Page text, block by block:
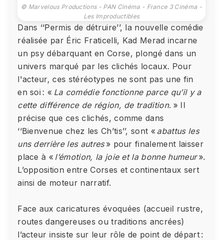
© Marvelous Productions - PAN Cinéma - France 3 Cinéma -
Les Improductibles
Dans ‘‘Permis de détruire’’, la nouvelle comédie
réalisée par Éric Fraticelli, Kad Merad incarne
un psy débarquant en Corse, plongé dans un
univers marqué par les clichés locaux. Pour
l'acteur, ces stéréotypes ne sont pas une fin
en soi : « La comédie fonctionne parce qu’il y a
cette différence de région, de tradition. » Il
précise que ces clichés, comme dans
‘‘Bienvenue chez les Ch’tis’’, sont « abattus les
uns derrière les autres» pour finalement laisser
place à « l’émotion, la joie et la bonne humeur».
L’opposition entre Corses et continentaux sert
ainsi de moteur narratif.
Face aux caricatures évoquées (accueil rustre,
routes dangereuses ou traditions ancrées)
l’acteur insiste sur leur rôle de point de départ :